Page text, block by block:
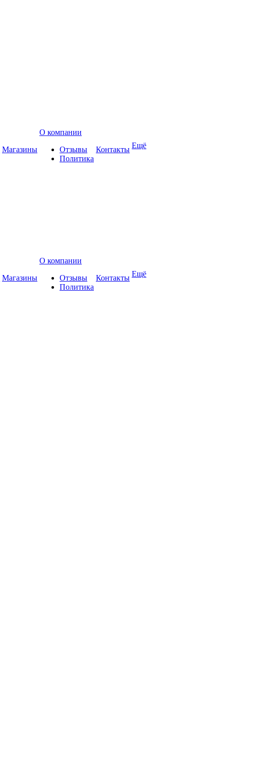
Магазины
О компании
Отзывы
Политика
Контакты Ещё
Магазины
О компании
Отзывы
Политика
Контакты Ещё